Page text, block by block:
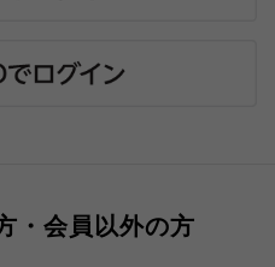
・会員以外の方